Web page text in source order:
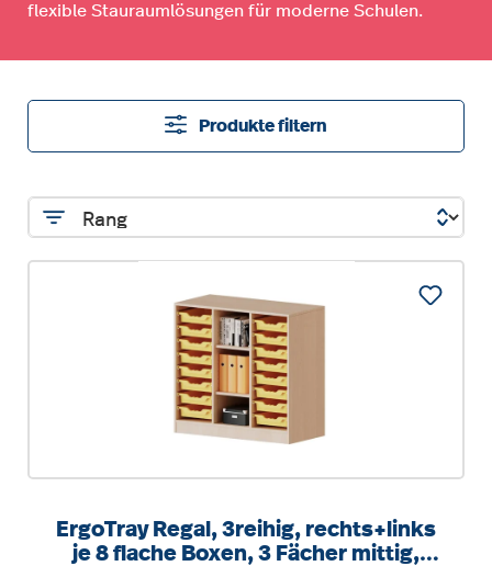
flexible Stauraumlösungen für moderne Schulen.
Produkte filtern
ErgoTray Regal, 3reihig, rechts+links
je 8 flache Boxen, 3 Fächer mittig,